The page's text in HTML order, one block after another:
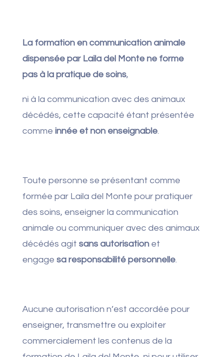
La formation en communication animale
dispensée par Laila del Monte ne forme
pas à la pratique de soins,
ni à la communication avec des animaux
décédés, cette capacité étant présentée
comme innée et non enseignable.
Toute personne se présentant comme
formée par Laila del Monte pour pratiquer
des soins, enseigner la communication
animale ou communiquer avec des animaux
décédés agit sans autorisationet
engage sa responsabilité personnelle.
Aucune autorisation n’est accordée pour
enseigner, transmettre ou exploiter
commercialement les contenus de la